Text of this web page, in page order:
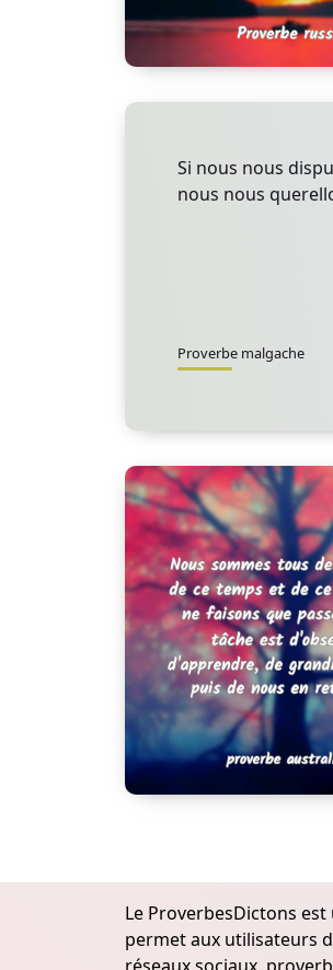
Si nous nous
nous nous
Proverbe malgache
Le ProverbesDictons
permet aux utilisateurs